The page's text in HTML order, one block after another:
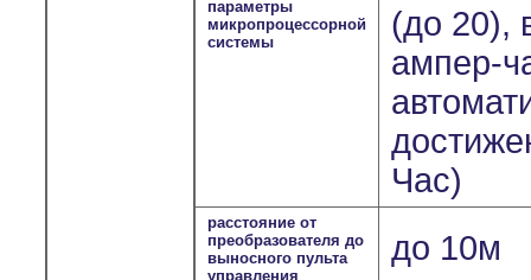
параметры
микропроцессорной
системы
(до 20),
ампер-
Час)
расстояние от
преобразователя до
выносного пульта
управления
до 10м